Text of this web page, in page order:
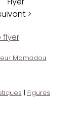
>
flyer
Mamadou
| Figures